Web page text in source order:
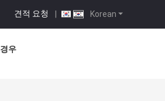
Korean
견적 요청 |
경우